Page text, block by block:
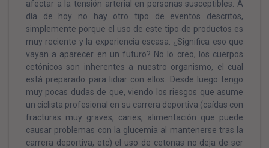
afectar a la tensión arterial en personas susceptibles. A
día de hoy no hay otro tipo de eventos descritos,
simplemente porque el uso de este tipo de productos es
muy reciente y la experiencia escasa. ¿Significa eso que
vayan a aparecer en un futuro? No lo creo, los cuerpos
cetónicos son inherentes a nuestro organismo, el cual
está preparado para lidiar con ellos. Desde luego tengo
muy pocas dudas de que, viendo los riesgos que asume
un ciclista profesional en su carrera deportiva (caídas con
fracturas muy graves, caries, alimentación que puede
causar problemas con la glucemia al mantenerse tras la
carrera deportiva, etc) el uso de cetonas no deja de ser